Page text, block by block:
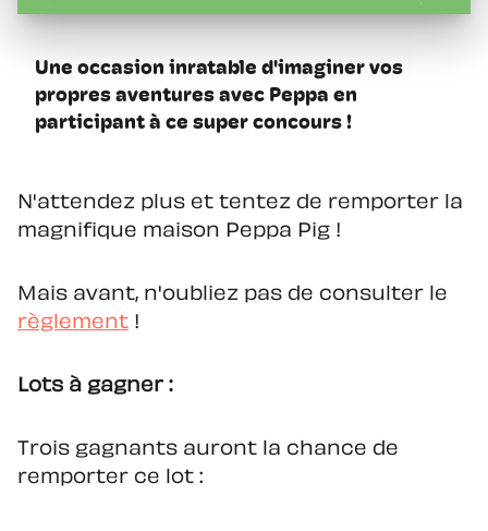
Une occasion inratable d'imaginer vos
propres aventures avec Peppa en
participant à ce super concours !
N'attendez plus et tentez de remporter la
magnifique maison Peppa Pig !
Mais avant, n'oubliez pas de consulter le
règlement !
Lots à gagner :
Trois gagnants auront la chance de
remporter ce lot :